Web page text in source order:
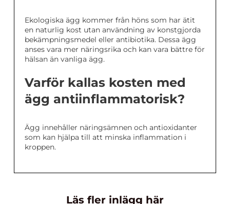
Ekologiska ägg kommer från höns som har ätit
en naturlig kost utan användning av konstgjorda
bekämpningsmedel eller antibiotika. Dessa ägg
anses vara mer näringsrika och kan vara bättre för
hälsan än vanliga ägg.
Varför kallas kosten med
ägg antiinflammatorisk?
Ägg innehåller näringsämnen och antioxidanter
som kan hjälpa till att minska inflammation i
kroppen.
Läs fler inlägg här